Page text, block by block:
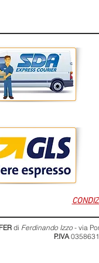
di Ferdinando Izzo - via
P.IVA